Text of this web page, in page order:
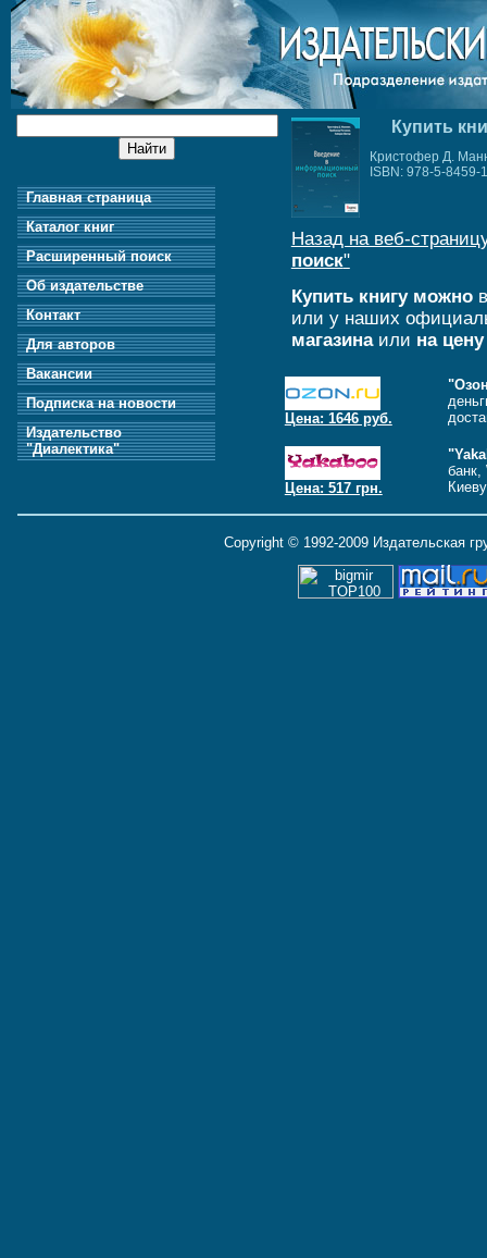
Главная страница
Каталог книг
Расширенный поиск
Об издательстве
Контакт
Для авторов
Вакансии
Подписка на новости
Издательство
"Диалектика"
Купить
Кристофер Д.
ISBN: 978-5-8459-
Назад на веб-
поиск"
Купить книгу можнов
или у наших
магазинаили на
Цена: 1646 руб.
Цена: 517 грн.
банк,
Copyright © 1992-2009 Издательская